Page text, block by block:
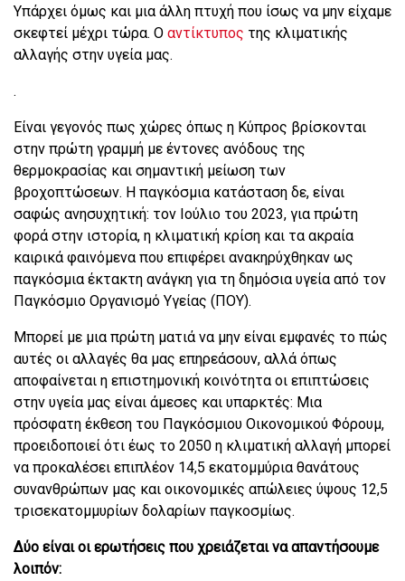
Υπάρχει όμως και μια άλλη πτυχή που ίσως να μην είχαμε
σκεφτεί μέχρι τώρα. Ο αντίκτυπος της κλιματικής
αλλαγής στην υγεία μας.
.
Είναι γεγονός πως χώρες όπως η Κύπρος βρίσκονται
στην πρώτη γραμμή με έντονες ανόδους της
θερμοκρασίας και σημαντική μείωση των
βροχοπτώσεων. Η παγκόσμια κατάσταση δε, είναι
σαφώς ανησυχητική: τον Ιούλιο του 2023, για πρώτη
φορά στην ιστορία, η κλιματική κρίση και τα ακραία
καιρικά φαινόμενα που επιφέρει ανακηρύχθηκαν ως
παγκόσμια έκτακτη ανάγκη για τη δημόσια υγεία από τον
Παγκόσμιο Οργανισμό Υγείας (ΠΟΥ).
Μπορεί με μια πρώτη ματιά να μην είναι εμφανές το πώς
αυτές οι αλλαγές θα μας επηρεάσουν, αλλά όπως
αποφαίνεται η επιστημονική κοινότητα οι επιπτώσεις
στην υγεία μας είναι άμεσες και υπαρκτές: Μια
πρόσφατη έκθεση του Παγκόσμιου Οικονομικού Φόρουμ,
προειδοποιεί ότι έως το 2050 η κλιματική αλλαγή μπορεί
να προκαλέσει επιπλέον 14,5 εκατομμύρια θανάτους
συνανθρώπων μας και οικονομικές απώλειες ύψους 12,5
τρισεκατομμυρίων δολαρίων παγκοσμίως.
Δύο είναι οι ερωτήσεις που χρειάζεται να απαντήσουμε
λοιπόν: